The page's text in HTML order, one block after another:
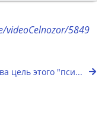
videoCelnozor/5849
цель этого "пси...